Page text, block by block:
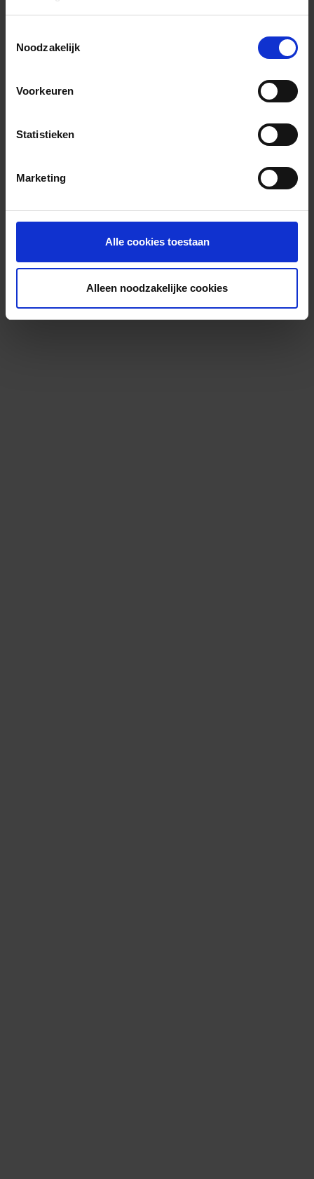
Noodzakelijk
Voorkeuren
Statistieken
Marketing
Alle cookies toestaan
Alleen noodzakelijke cookies